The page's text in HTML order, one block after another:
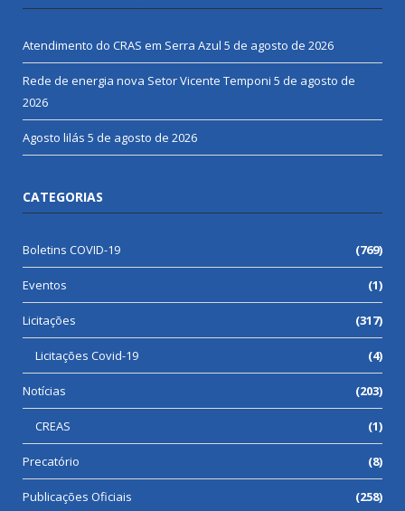
Atendimento do CRAS em Serra Azul 5 de agosto de 2026
Rede de energia nova Setor Vicente Temponi 5 de agosto de
2026
Agosto lilás 5 de agosto de 2026
CATEGORIAS
Boletins COVID-19 (769)
Eventos (1)
Licitações (317)
Licitações Covid-19 (4)
Notícias (203)
CREAS (1)
Precatório (8)
Publicações Oficiais (258)